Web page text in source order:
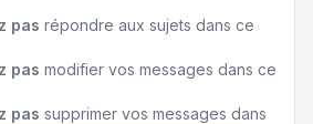
pas répondre aux sujets dans ce
pas modifier vos messages dans ce
pas supprimer vos messages dans